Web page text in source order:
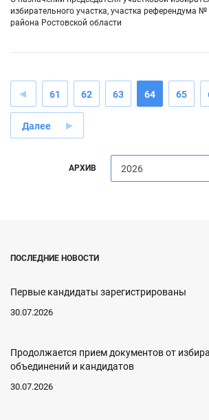
избирательного участка, участка референдума №
района Ростовской области
61 62 63 64 65
Далее
АРХИВ 2026
ПОСЛЕДНИЕ НОВОСТИ
Первые кандидаты зарегистрированы
30.07.2026
Продолжается прием документов от
объединений и кандидатов
30.07.2026